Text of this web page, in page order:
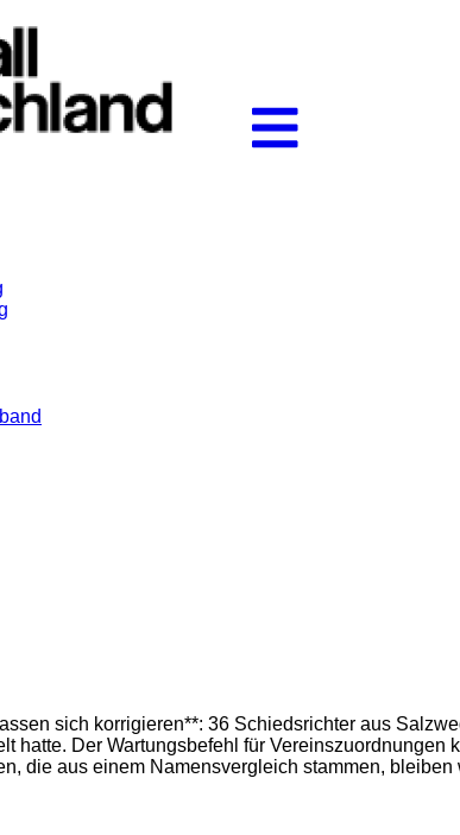
sich korrigieren**: 36 Schiedsrichter aus
hatte. Der Wartungsbefehl für
die aus einem Namensvergleich stammen, bleiben